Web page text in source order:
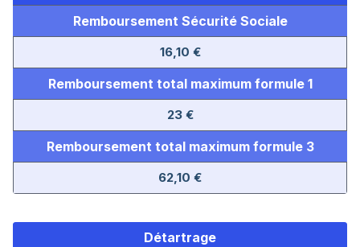
Remboursement Sécurité Sociale
16,10 €
Remboursement total maximum formule 1
23 €
Remboursement total maximum formule 3
62,10 €
Détartrage